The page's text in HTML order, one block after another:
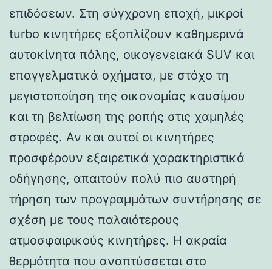
επιδόσεων. Στη σύγχρονη εποχή, μικροί
turbo κινητήρες εξοπλίζουν καθημερινά
αυτοκίνητα πόλης, οικογενειακά SUV και
επαγγελματικά οχήματα, με στόχο τη
μεγιστοποίηση της οικονομίας καυσίμου
και τη βελτίωση της ροπής στις χαμηλές
στροφές. Αν και αυτοί οι κινητήρες
προσφέρουν εξαιρετικά χαρακτηριστικά
οδήγησης, απαιτούν πολύ πιο αυστηρή
τήρηση των προγραμμάτων συντήρησης σε
σχέση με τους παλαιότερους
ατμοσφαιρικούς κινητήρες. Η ακραία
θερμότητα που αναπτύσσεται στο